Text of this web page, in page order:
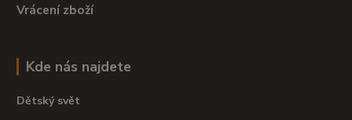
Vrácení zboží
Kde nás najdete
Dětský svět